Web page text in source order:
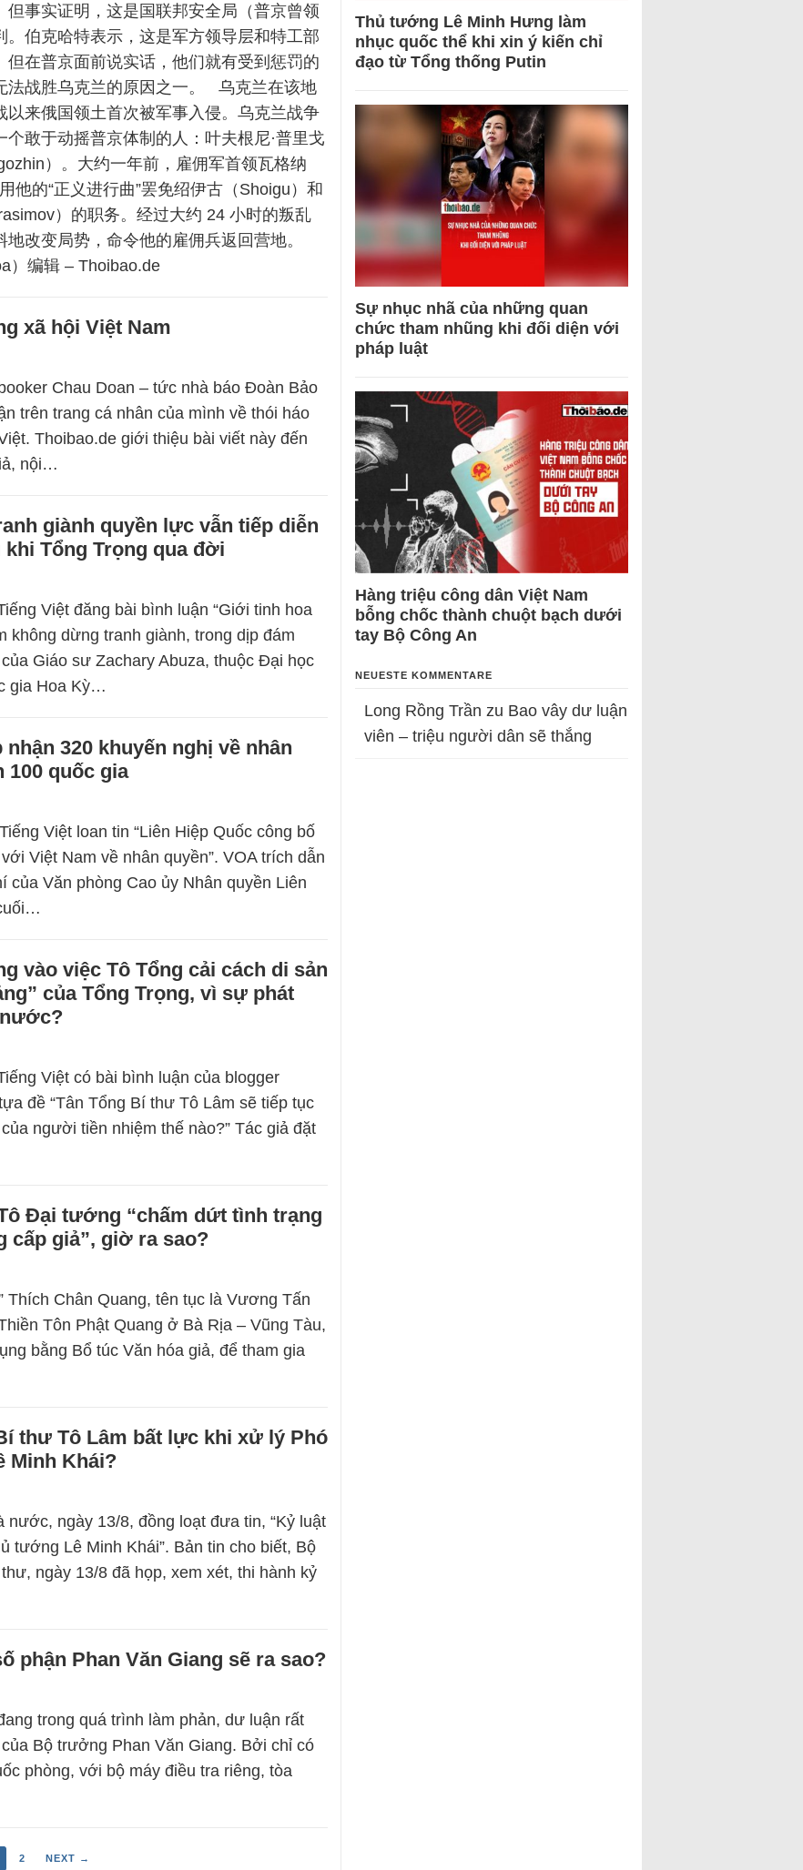
但事实证明，这是国联邦安全局（普京曾领
。伯克哈特表示，这是军方领导层和特工部
但在普京面前说实话，他们就有受到惩罚的
法战胜乌克兰的原因之一。 乌克兰在该地
以来俄国领土首次被军事入侵。乌克兰战争
个敢于动摇普京体制的人：叶夫根尼·普里戈
）。大约一年前，雇佣军首领瓦格纳
他的“正义进行曲”罢免绍伊古（Shoigu）和
）的职务。经过大约 24 小时的叛乱
地改变局势，命令他的雇佣兵返回营地。
）编辑 – Thoibao.de
xã hội Việt Nam
Chau Doan – tức nhà báo Đoàn Bảo
trên trang cá nhân của mình về thói háo
Thoibao.de giới thiệu bài viết này đến
nội…
giành quyền lực vẫn tiếp diễn
khi Tổng Trọng qua đời
Việt đăng bài bình luận “Giới tinh hoa
không dừng tranh giành, trong dịp đám
của Giáo sư Zachary Abuza, thuộc Đại học
gia Hoa Kỳ…
nhận 320 khuyến nghị về nhân
100 quốc gia
Việt loan tin “Liên Hiệp Quốc công bố
Việt Nam về nhân quyền”. VOA trích dẫn
của Văn phòng Cao ủy Nhân quyền Liên
vào việc Tô Tổng cải cách di sản
của Tổng Trọng, vì sự phát
Việt có bài bình luận của blogger
đề “Tân Tổng Bí thư Tô Lâm sẽ tiếp tục
người tiền nhiệm thế nào?” Tác giả đặt
Đại tướng “chấm dứt tình trạng
cấp giả”, giờ ra sao?
Thích Chân Quang, tên tục là Vương Tấn
Tôn Phật Quang ở Bà Rịa – Vũng Tàu,
bằng Bổ túc Văn hóa giả, để tham gia
thư Tô Lâm bất lực khi xử lý Phó
Minh Khái?
nước, ngày 13/8, đồng loạt đưa tin, “Kỷ luật
tướng Lê Minh Khái”. Bản tin cho biết, Bộ
ngày 13/8 đã họp, xem xét, thi hành kỷ
phận Phan Văn Giang sẽ ra sao?
trong quá trình làm phản, dư luận rất
Bộ trưởng Phan Văn Giang. Bởi chỉ có
phòng, với bộ máy điều tra riêng, tòa
2 NEXT →
Thủ tướng Lê Minh Hưng làm
nhục quốc thể khi xin ý kiến chỉ
đạo từ Tổng thống Putin
Sự nhục nhã của những quan
chức tham nhũng khi đối diện với
pháp luật
Hàng triệu công dân Việt Nam
bỗng chốc thành chuột bạch dưới
tay Bộ Công An
NEUESTE KOMMENTARE
Long Rồng Trần zu Bao vây dư luận
viên – triệu người dân sẽ thắng